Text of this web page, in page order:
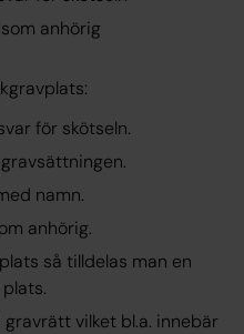
anhörig
för skötseln.
namn.
anhörig.
så tilldelas man en
vilket bl.a. innebär